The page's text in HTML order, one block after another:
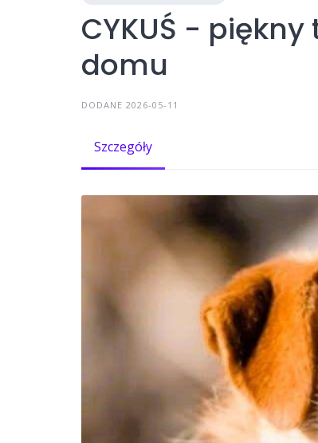
CYKUŚ -
domu
DODANE 2026-05-11
Szczegóły